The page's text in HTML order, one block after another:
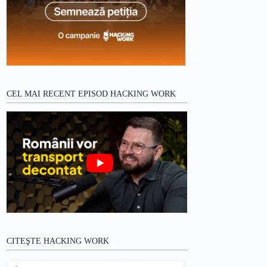
CEL MAI RECENT EPISOD HACKING WORK
CITEŞTE HACKING WORK